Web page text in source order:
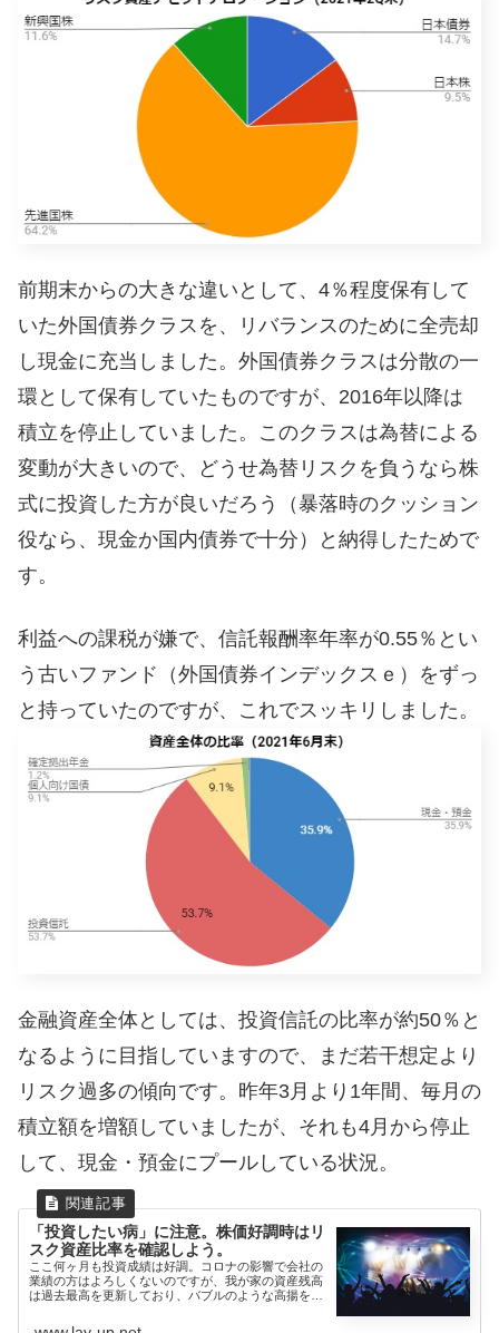
前期末からの大きな違いとして、4％程度保有して
いた外国債券クラスを、リバランスのために全売却
し現金に充当しました。外国債券クラスは分散の一
環として保有していたものですが、2016年以降は
積立を停止していました。このクラスは為替による
変動が大きいので、どうせ為替リスクを負うなら株
式に投資した方が良いだろう（暴落時のクッション
役なら、現金か国内債券で十分）と納得したためで
す。
利益への課税が嫌で、信託報酬率年率が0.55％とい
う古いファンド（外国債券インデックスｅ）をずっ
と持っていたのですが、これでスッキリしました。
金融資産全体としては、投資信託の比率が約50％と
なるように目指していますので、まだ若干想定より
リスク過多の傾向です。昨年3月より1年間、毎月の
積立額を増額していましたが、それも4月から停止
して、現金・預金にプールしている状況。
「投資したい病」に注意。株価好調時はリ
スク資産比率を確認しよう。
ここ何ヶ月も投資成績は好調。コロナの影響で会社の
業績の方はよろしくないのですが、我が家の資産残高
は過去最高を更新しており、バブルのような高揚を感